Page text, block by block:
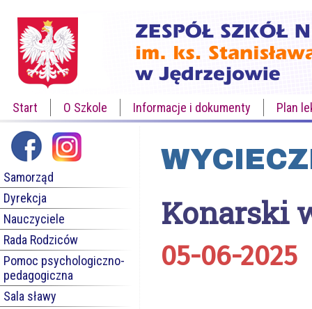
Start O Szkole Informacje i dokumenty Plan
Samorząd
Dyrekcja
Nauczyciele
Rada Rodziców
Pomoc psychologiczno-
pedagogiczna
Sala sławy
Konarski
05-06-2025